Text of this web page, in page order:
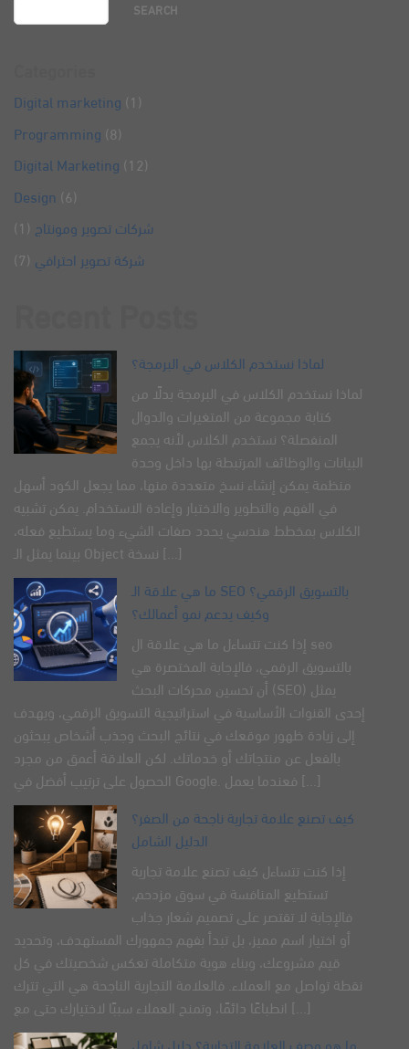
SEARCH
Digital marketing (1)
Programming (8)
Digital Marketing (12)
Design (6)
شركات تصوير ومونتاج (1)
شركة تصوير احترافي (7)
لماذا نستخدم الكلاس في البرمجة؟
لماذا نستخدم الكلاس في البرمجة بدلًا من
كتابة مجموعة من المتغيرات والدوال
المنفصلة؟ نستخدم الكلاس لأنه يجمع
البيانات والوظائف المرتبطة بها داخل وحدة
منظمة يمكن إنشاء نسخ متعددة منها، مما يجعل الكود أسهل
في الفهم والتطوير والاختبار وإعادة الاستخدام. يمكن تشبيه
الكلاس بمخطط هندسي يحدد صفات الشيء وما يستطيع فعله،
بينما يمثل الـ Object نسخة [...]
ما هي علاقة الـ SEO بالتسويق الرقمي؟
وكيف يدعم نمو أعمالك؟
إذا كنت تتساءل ما هي علاقة ال seo
بالتسويق الرقمي، فالإجابة المختصرة هي
أن تحسين محركات البحث (SEO) يمثل
إحدى القنوات الأساسية في استراتيجية التسويق الرقمي، ويهدف
إلى زيادة ظهور موقعك في نتائج البحث وجذب أشخاص يبحثون
بالفعل عن منتجاتك أو خدماتك. لكن العلاقة أعمق من مجرد
الحصول على ترتيب أفضل في Google. فعندما يعمل [...]
كيف تصنع علامة تجارية ناجحة من الصفر؟
الدليل الشامل
إذا كنت تتساءل كيف تصنع علامة تجارية​
تستطيع المنافسة في سوق مزدحم،
فالإجابة لا تقتصر على تصميم شعار جذاب
أو اختيار اسم مميز، بل تبدأ بفهم جمهورك المستهدف، وتحديد
قيم مشروعك، وبناء هوية متكاملة تعكس شخصيتك في كل
نقطة تواصل مع العملاء. فالعلامة التجارية الناجحة هي التي تترك
انطباعًا دائمًا، وتمنح العملاء سببًا لاختيارك حتى مع [...]